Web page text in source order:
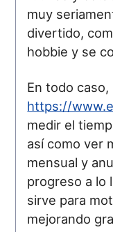
muy
divertido,
hobbie y se
En todo
https://
medir el
así como ver
mensual y
progreso a lo
sirve para
mejorando